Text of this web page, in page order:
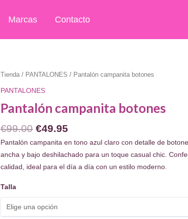
Marcas Contacto
Tienda / PANTALONES / Pantalón campanita botones
PANTALONES
Pantalón campanita botones
€99.00 El
precio
original
era:
€49.95
precio
actual
es:
Pantalón campanita en tono azul claro con detalle de
ancha y bajo deshilachado para un toque casual chic.
calidad, ideal para el día a día con un estilo moderno.
Talla